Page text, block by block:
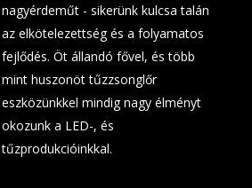
nagyérdeműt - sikerünk kulcsa talán
az elkötelezettség és a folyamatos
fejlődés. Öt állandó fővel, és több
mint huszonöt tűzzsonglőr
eszközünkkel mindig nagy élményt
okozunk a LED-, és
tűzprodukcióinkkal.